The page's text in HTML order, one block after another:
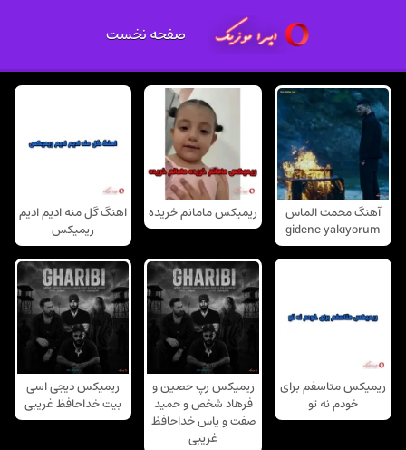
صفحه نخست
آهنگ محمت الماس
gidene yakıyorum
ریمیکس مامانم خریده
اهنگ گل منه ادیم ادیم
ریمیکس
ریمیکس متاسفم برای
خودم نه تو
ریمیکس رپ حصین و
فرهاد شخص و حمید
صفت و یاس خداحافظ
غریبی
ریمیکس دیجی اسی
بیت خداحافظ غریبی